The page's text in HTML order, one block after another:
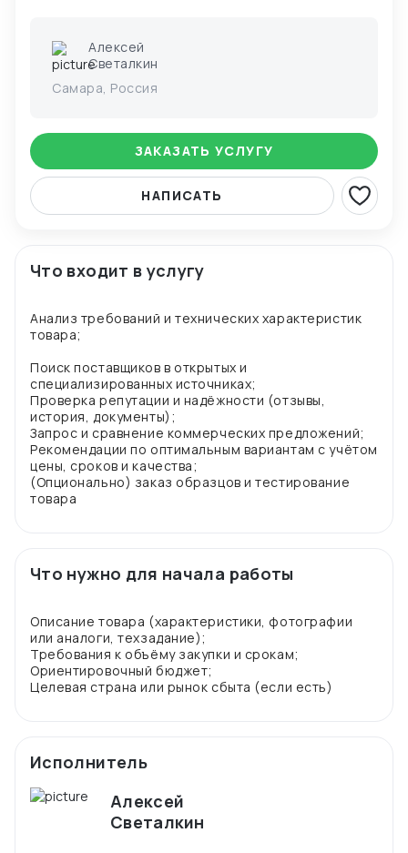
Алексей
Светалкин
Самара, Россия
ЗАКАЗАТЬ УСЛУГУ
НАПИСАТЬ
Что входит в услугу
Анализ требований и технических характеристик
товара;
Поиск поставщиков в открытых и
специализированных источниках;
Проверка репутации и надёжности (отзывы,
история, документы);
Запрос и сравнение коммерческих предложений;
Рекомендации по оптимальным вариантам с учётом
цены, сроков и качества;
(Опционально) заказ образцов и тестирование
Что нужно для начала работы
Описание товара (характеристики, фотографии
или аналоги, техзадание);
Требования к объёму закупки и срокам;
Ориентировочный бюджет;
Исполнитель
Алексей
Светалкин